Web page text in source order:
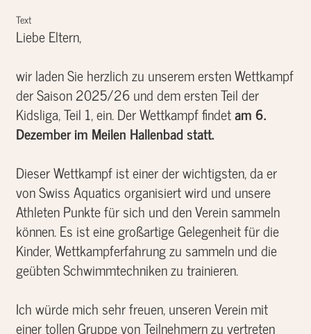
Text
Liebe Eltern,
wir laden Sie herzlich zu unserem ersten Wettkampf
der Saison 2025/26 und dem ersten Teil der
Kidsliga, Teil 1, ein. Der Wettkampf findetam 6.
Dezember im Meilen Hallenbad statt.
Dieser Wettkampf ist einer der wichtigsten, da er
von Swiss Aquatics organisiert wird und unsere
Athleten Punkte für sich und den Verein sammeln
können. Es ist eine großartige Gelegenheit für die
Kinder, Wettkampferfahrung zu sammeln und die
geübten Schwimmtechniken zu trainieren.
Ich würde mich sehr freuen, unseren Verein mit
einer tollen Gruppe von Teilnehmern zu vertreten